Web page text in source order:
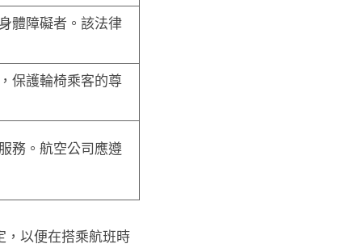
體障礙者。該法律
保護輪椅乘客的尊
務。航空公司應遵
，以便在搭乘航班時